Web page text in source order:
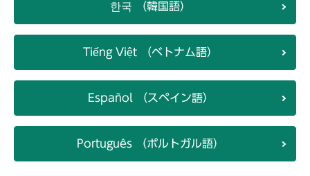
한국 （韓国語）
Tiếng Việt （ベトナム語）
Español （スペイン語）
Português （ポルトガル語）